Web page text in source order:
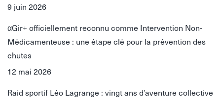
9 juin 2026
αGir+ officiellement reconnu comme Intervention Non-
Médicamenteuse : une étape clé pour la prévention des
chutes
12 mai 2026
Raid sportif Léo Lagrange : vingt ans d’aventure collective